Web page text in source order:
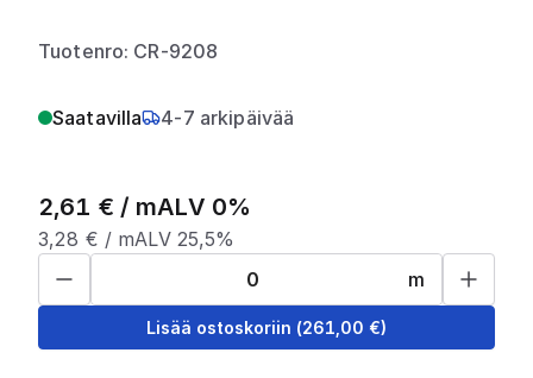
Tuotenro: CR-9208
Saatavilla 4-7 arkipäivää
2,61 € / mALV 0%
3,28 € / mALV 25,5%
m
Lisää ostoskoriin (261,00 €)